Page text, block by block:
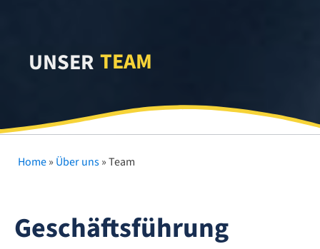
UNSER TEAM
Home» Über uns»Team
Geschäftsführung